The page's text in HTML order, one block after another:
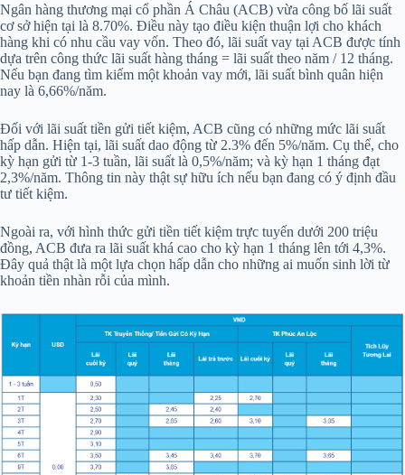
Ngân hàng thương mại cổ phần Á Châu (ACB) vừa công bố lãi suất
cơ sở hiện tại là 8.70%. Điều này tạo điều kiện thuận lợi cho khách
hàng khi có nhu cầu vay vốn. Theo đó, lãi suất vay tại ACB được tính
dựa trên công thức lãi suất hàng tháng = lãi suất theo năm / 12 tháng.
Nếu bạn đang tìm kiếm một khoản vay mới, lãi suất bình quân hiện
nay là 6,66%/năm.
Đối với lãi suất tiền gửi tiết kiệm, ACB cũng có những mức lãi suất
hấp dẫn. Hiện tại, lãi suất dao động từ 2.3% đến 5%/năm. Cụ thể, cho
kỳ hạn gửi từ 1-3 tuần, lãi suất là 0,5%/năm; và kỳ hạn 1 tháng đạt
2,3%/năm. Thông tin này thật sự hữu ích nếu bạn đang có ý định đầu
tư tiết kiệm.
Ngoài ra, với hình thức gửi tiền tiết kiệm trực tuyến dưới 200 triệu
đồng, ACB đưa ra lãi suất khá cao cho kỳ hạn 1 tháng lên tới 4,3%.
Đây quả thật là một lựa chọn hấp dẫn cho những ai muốn sinh lời từ
khoản tiền nhàn rỗi của mình.